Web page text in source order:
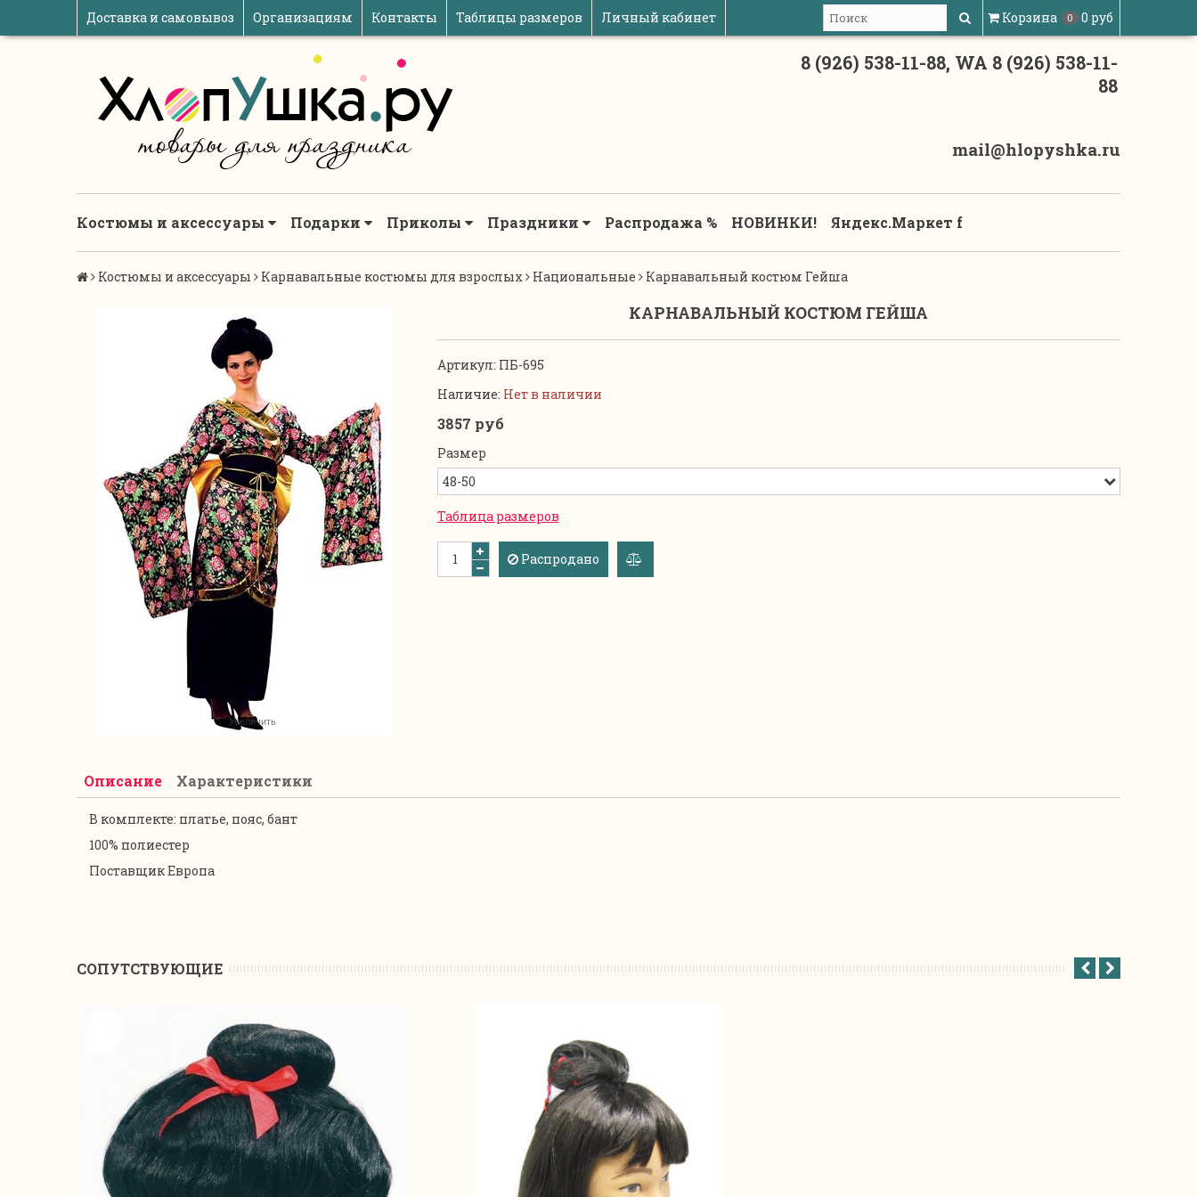
Доставка и самовывоз Организациям Контакты Таблицы размеров Личный кабинет Корзина 0 0 руб
8 (926) 538-11-88, WA 8 (926) 538-11-
88
mail@hlopyshka.ru
Костюмы и аксессуары Подарки Приколы Праздники Распродажа % НОВИНКИ! Яндекс.Маркет f
Костюмы и аксессуары Карнавальные костюмы для взрослых Национальные Карнавальный костюм Гейша
Увеличить
КАРНАВАЛЬНЫЙ КОСТЮМ ГЕЙША
Артикул: ПБ-695
Наличие: Нет в наличии
3857 руб
Размер
Таблица размеров
Распродано
Описание Характеристики
В комплекте: платье, пояс, бант
100% полиестер
Поставщик Европа
CОПУТСТВУЮЩИЕ